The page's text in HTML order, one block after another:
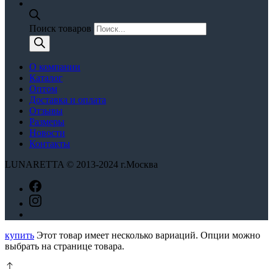
Поиск товаров
О компании
Каталог
Оптом
Доставка и оплата
Отзывы
Размеры
Новости
Контакты
LUNARETTA © 2013-2024 г.Москва
купить Этот товар имеет несколько вариаций. Опции можно
выбрать на странице товара.